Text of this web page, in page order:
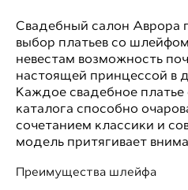
Свадебный салон Аврора
выбор платьев со
невестам возможность
настоящей принцессой в
Каждое свадебное
каталога способно
сочетанием классики и
модель притягивает
Преимущества шлейфа